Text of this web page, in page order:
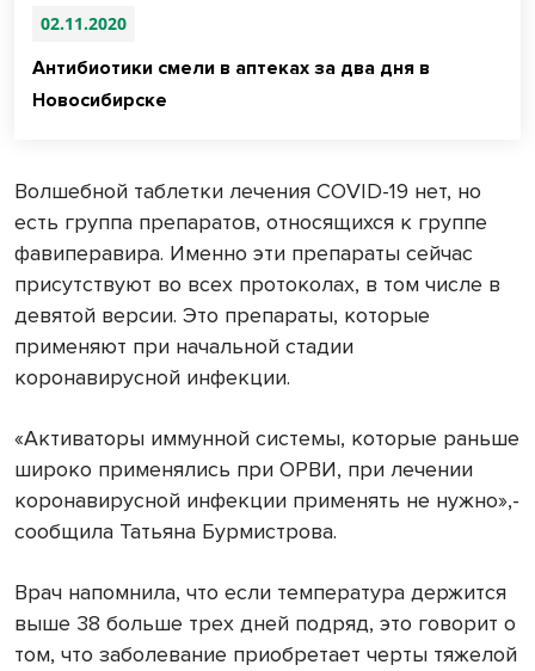
02.11.2020
Антибиотики смели в аптеках за два дня в
Новосибирске
Волшебной таблетки лечения COVID-19 нет, но
есть группа препаратов, относящихся к группе
фавиперавира. Именно эти препараты сейчас
присутствуют во всех протоколах, в том числе в
девятой версии. Это препараты, которые
применяют при начальной стадии
коронавирусной инфекции.
«Активаторы иммунной системы, которые раньше
широко применялись при ОРВИ, при лечении
коронавирусной инфекции применять не нужно»,-
сообщила Татьяна Бурмистрова.
Врач напомнила, что если температура держится
выше 38 больше трех дней подряд, это говорит о
том, что заболевание приобретает черты тяжелой